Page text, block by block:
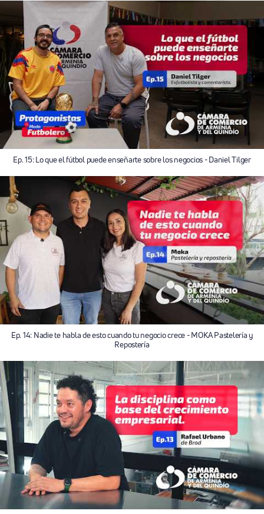
Ep. 15: Lo que el fútbol puede enseñarte sobre los negocios - Daniel Tilger
Ep. 14: Nadie te habla de esto cuando tu negocio crece - MOKA Pastelería y
Repostería